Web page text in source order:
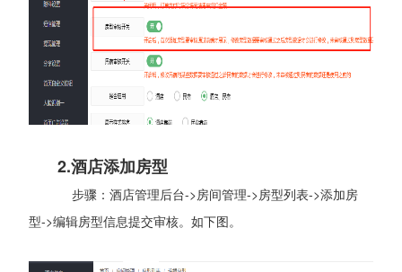
2.酒店添加房型
步骤：酒店管理后台->房间管理->房型列表->添加房
型->编辑房型信息提交审核。如下图。